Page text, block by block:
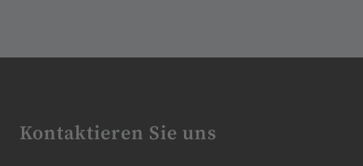
Kontaktieren Sie uns